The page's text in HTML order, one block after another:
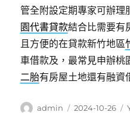
管全附設定期專家可辦理
園代書貸款結合比需要有
且方便的在貸款新竹地區
車借款及，最常見申辦桃
二胎有房屋土地還有融資
作
admin
發
2024-10-26